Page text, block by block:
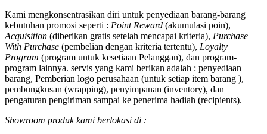
Kami mengkonsentrasikan diri untuk penyediaan barang-barang
kebutuhan promosi seperti : Point Reward (akumulasi poin),
Acquisition (diberikan gratis setelah mencapai kriteria), Purchase
With Purchase (pembelian dengan kriteria tertentu), Loyalty
Program (program untuk kesetiaan Pelanggan), dan program-
program lainnya. servis yang kami berikan adalah : penyediaan
barang, Pemberian logo perusahaan (untuk setiap item barang ),
pembungkusan (wrapping), penyimpanan (inventory), dan
pengaturan pengiriman sampai ke penerima hadiah (recipients).
Showroom produk kami berlokasi di :